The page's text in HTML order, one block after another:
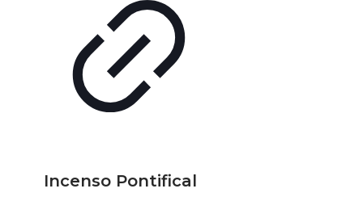
Incenso Pontifical